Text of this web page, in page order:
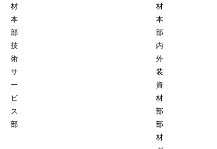
材
本
部
技
術
サ
ー
ビ
ス
部
材
本
部
内
外
装
資
材
部
部
材